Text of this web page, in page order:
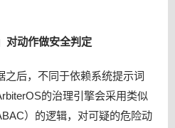
对动作做安全判定
之后，不同于依赖系统提示词
的治理引擎会采用类似
）的逻辑，对可疑的危险动